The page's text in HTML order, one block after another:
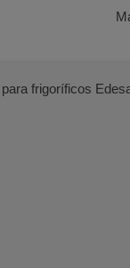
frigoríficos